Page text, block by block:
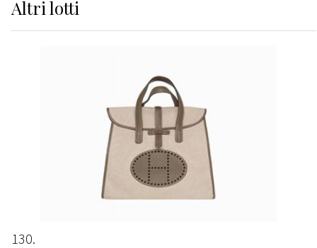
Altrilotti
130